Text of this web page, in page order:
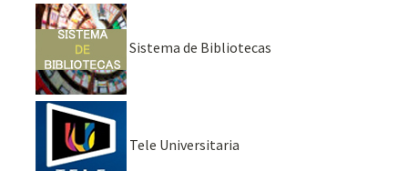
Sistema de Bibliotecas
Tele Universitaria